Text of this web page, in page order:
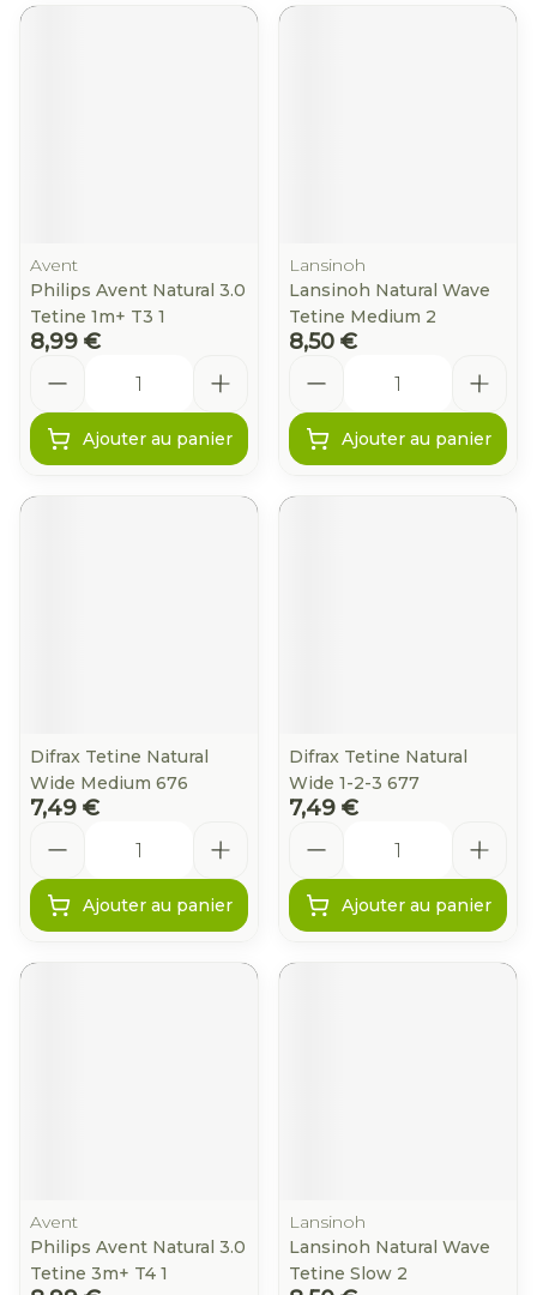
Avent
Philips Avent Natural 3.0
Tetine 1m+ T3 1
8,99 €
Ajouter au panier
Lansinoh
Lansinoh Natural Wave
Tetine Medium 2
8,50 €
Ajouter au panier
Difrax Tetine Natural
Wide Medium 676
7,49 €
Ajouter au panier
Difrax Tetine Natural
Wide 1-2-3 677
7,49 €
Ajouter au panier
Avent
Philips Avent Natural 3.0
Tetine 3m+ T4 1
Lansinoh
Lansinoh Natural Wave
Tetine Slow 2